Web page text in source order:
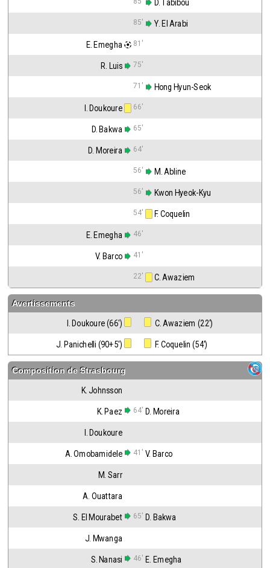
D. Tabibou
85' Y. El Arabi
E. Emegha 81'
R. Luis 75'
71' Hong Hyun-Seok
I. Doukoure 66'
D. Bakwa 65'
D. Moreira 64'
56' M. Abline
56' Kwon Hyeok-Kyu
54' F. Coquelin
E. Emegha 46'
V. Barco 41'
22' C. Awaziem
Avertissements
I. Doukoure (66') C. Awaziem (22')
J. Panichelli (90+5') F. Coquelin (54')
Composition deStrasbourg
K. Johnsson
K. Paez 64' D. Moreira
I. Doukoure
A. Omobamidele 41' V. Barco
M. Sarr
A. Ouattara
S. El Mourabet 65' D. Bakwa
J. Mwanga
S. Nanasi 46' E. Emegha